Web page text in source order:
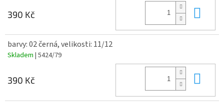
390 Kč
barvy: 02 černá, velikosti: 11/12
Skladem | 5424/79
390 Kč